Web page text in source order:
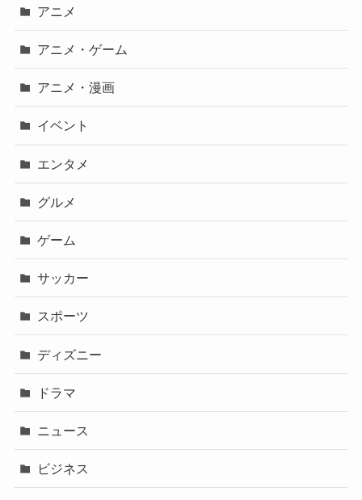
アニメ
アニメ・ゲーム
アニメ・漫画
イベント
エンタメ
グルメ
ゲーム
サッカー
スポーツ
ディズニー
ドラマ
ニュース
ビジネス